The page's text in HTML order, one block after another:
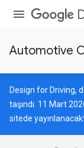
Automotive
Design for Driving,
taşındı. 11 Mart
sitede